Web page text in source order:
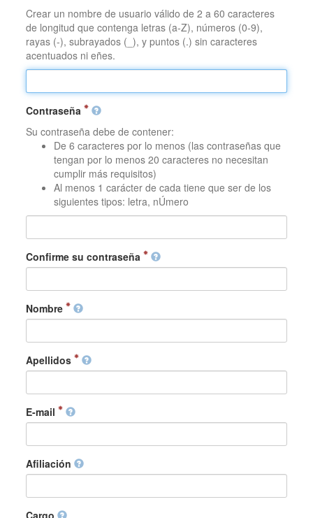
Crear un nombre de usuario válido de 2 a 60 caracteres
de longitud que contenga letras (a-Z), números (0-9),
rayas (-), subrayados (_), y puntos (.) sin caracteres
acentuados ni eñes.
Contraseña
Su contraseña debe de contener:
De 6 caracteres por lo menos (las contraseñas que
tengan por lo menos 20 caracteres no necesitan
cumplir más requisitos)
Al menos 1 carácter de cada tiene que ser de los
siguientes tipos: letra, nÚmero
Confirme su contraseña
Nombre
Apellidos
E-mail
Afiliación
Cargo